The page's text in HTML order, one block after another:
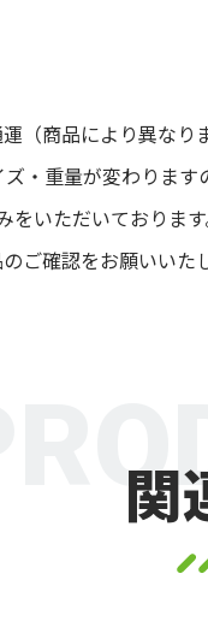
（商品により異なり
・重量が変わります
いただいております
ご確認をお願いい
関